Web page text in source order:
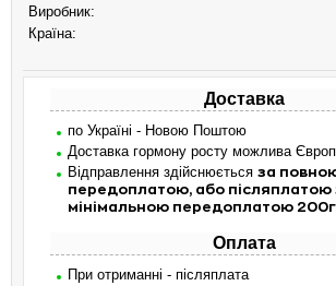
Виробник:
Країна:
Доставка
по Україні - Новою Поштою
Доставка гормону росту можлива
Відправлення здійснюється за
передоплатою, або післяплатою
мінімальною передоплатою
Оплата
При отриманні - післяплата